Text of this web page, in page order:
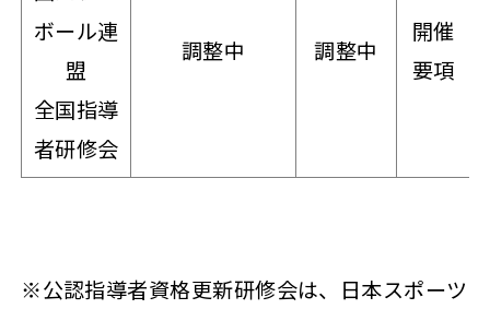
ボール連
盟
全国指導
者研修会
調整中 調整中
開催
要項
※公認指導者資格更新研修会は、日本スポーツ